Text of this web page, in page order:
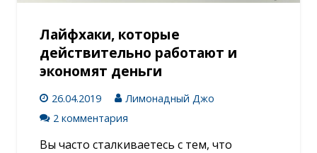
Лайфхаки, которые
действительно работают и
экономят деньги
26.04.2019
Лимонадный Джо
2 комментария
Вы часто сталкиваетесь с тем, что